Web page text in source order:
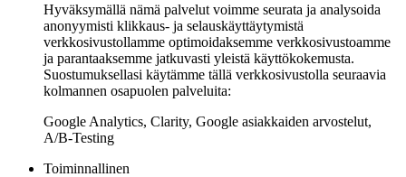
Hyväksymällä nämä palvelut voimme seurata ja analysoida
anonyymisti klikkaus- ja selauskäyttäytymistä
verkkosivustollamme optimoidaksemme verkkosivustoamme
ja parantaaksemme jatkuvasti yleistä käyttökokemusta.
Suostumuksellasi käytämme tällä verkkosivustolla seuraavia
kolmannen osapuolen palveluita:
Google Analytics, Clarity, Google asiakkaiden arvostelut,
A/B-Testing
Toiminnallinen